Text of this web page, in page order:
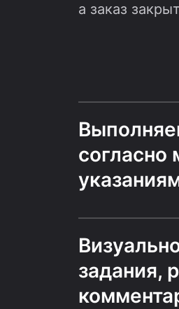
а заказ
согласно
задания,